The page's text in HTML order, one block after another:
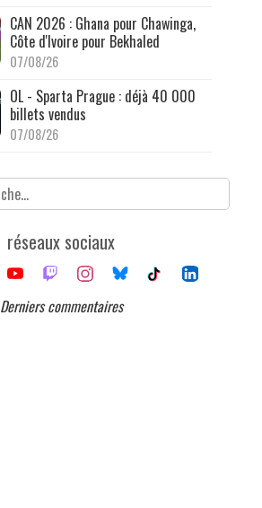
CAN 2026 : Ghana pour Chawinga,
Côte d'Ivoire pour Bekhaled
07/08/26
OL - Sparta Prague : déjà 40 000
billets vendus
07/08/26
réseaux sociaux
Derniers commentaires